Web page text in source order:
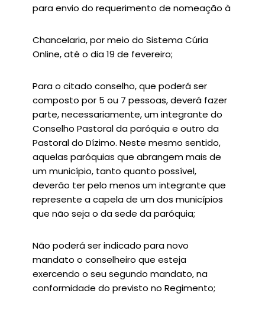
para envio do requerimento de nomeação à
Chancelaria, por meio do Sistema Cúria
Online, até o dia 19 de fevereiro;
Para o citado conselho, que poderá ser
composto por 5 ou 7 pessoas, deverá fazer
parte, necessariamente, um integrante do
Conselho Pastoral da paróquia e outro da
Pastoral do Dízimo. Neste mesmo sentido,
aquelas paróquias que abrangem mais de
um município, tanto quanto possível,
deverão ter pelo menos um integrante que
represente a capela de um dos municípios
que não seja o da sede da paróquia;
Não poderá ser indicado para novo
mandato o conselheiro que esteja
exercendo o seu segundo mandato, na
conformidade do previsto no Regimento;